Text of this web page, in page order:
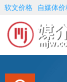
软文价格 自媒体价